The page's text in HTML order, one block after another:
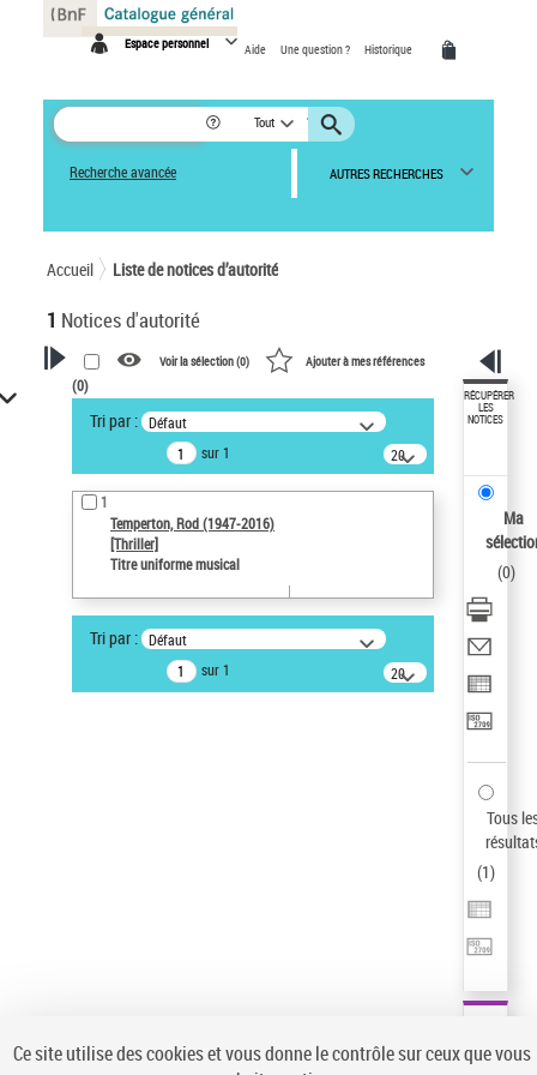
Espace personnel Aide Une question ? Historique
Tout
Recherche avancée AUTRES RECHERCHES
Accueil Liste de notices d’autorité
1 Notices d'autorité
VOTRE RECHERCHE
Recherche avancée dans les
notices d’autorité
Œuvres liées à l'auteur :
Temperton, Rod (1947-2016)
Statut de la notice d’autorité
Notice élémentaire
Type de notice d'autorité
Voir la sélection (0) Ajouter à mes références
(0)
Tri par : Défaut
sur 1
20
résultats/page
1
Temperton, Rod (1947-2016)
[Thriller]
Titre uniforme musical
Tri par : Défaut
sur 1
20
résultats/page
RÉCUPÉRER
LES
NOTICES
Ma
(0)
Tous
(1)
Panneau de gestion des cookies
Ce site utilise des cookies et vous donne le contrôle sur ceux que vous